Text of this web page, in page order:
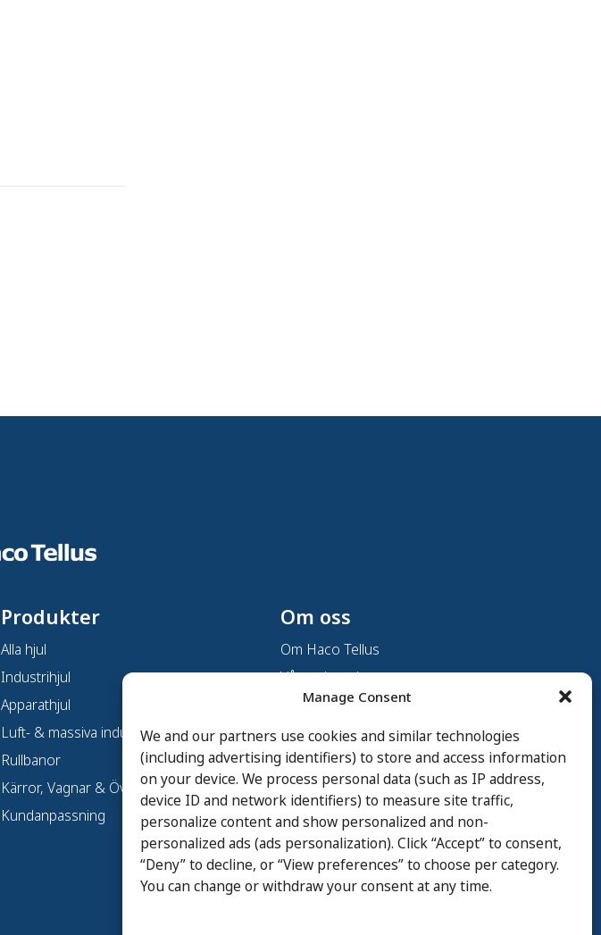
Manage Consent
We and our partners use cookies and similar technologies
(including advertising identifiers) to store and access information
on your device. We process personal data (such as IP address,
device ID and network identifiers) to measure site traffic,
personalize content and show personalized and non-
personalized ads (ads personalization). Click “Accept” to consent,
“Deny” to decline, or “View preferences” to choose per category.
You can change or withdraw your consent at any time.
Produkter
Alla hjul
Industrihjul
Apparathjul
Luft- & massiva industrihjul
Rullbanor
Kärror, Vagnar & Övrigt
Kundanpassning
Om oss
Om Haco Tellus
Vår verksamhet
Vår historia
Branscher
Hållbarhet
Integritetspolicy
Cookie Policy
Whistleblowing
Ingår i Karnell Group